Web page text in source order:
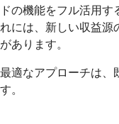
機能をフル活用
には、新しい収益
あります。
適なアプローチは
。